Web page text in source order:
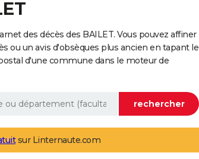
des décès des BAILET. Vous pouvez affiner
ou un avis d'obsèques plus ancien en tapant le
d'une commune dans le moteur de
sur Linternaute.com